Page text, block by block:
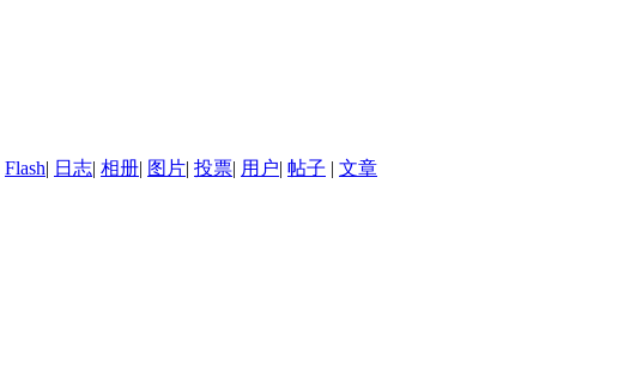
Flash| 日志| 相册| 图片| 投票| 用户| 帖子 | 文章